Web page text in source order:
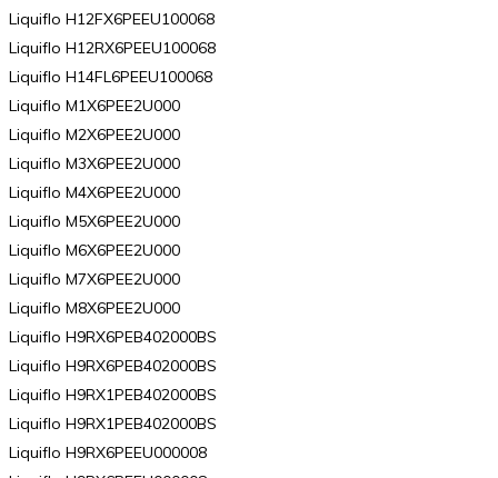
Liquiflo H12FX6PEEU100068
Liquiflo H12RX6PEEU100068
Liquiflo H14FL6PEEU100068
Liquiflo M1X6PEE2U000
Liquiflo M2X6PEE2U000
Liquiflo M3X6PEE2U000
Liquiflo M4X6PEE2U000
Liquiflo M5X6PEE2U000
Liquiflo M6X6PEE2U000
Liquiflo M7X6PEE2U000
Liquiflo M8X6PEE2U000
Liquiflo H9RX6PEB402000BS
Liquiflo H9RX6PEB402000BS
Liquiflo H9RX1PEB402000BS
Liquiflo H9RX1PEB402000BS
Liquiflo H9RX6PEEU000008